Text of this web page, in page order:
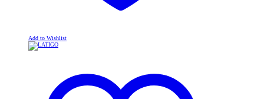
Add to Wishlist